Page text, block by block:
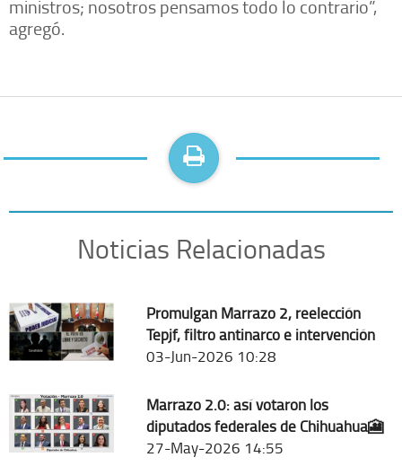
ministros; nosotros pensamos todo lo contrario”,
agregó.
Noticias Relacionadas
Promulgan Marrazo 2, reelección
Tepjf, filtro antinarco e intervención
03-Jun-2026 10:28
Marrazo 2.0: así votaron los
diputados federales de Chihuahua🎦
27-May-2026 14:55